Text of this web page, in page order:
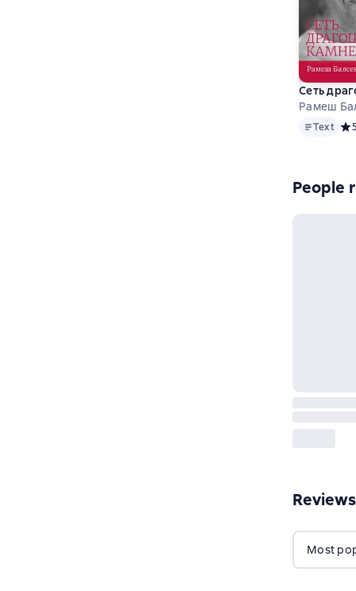
Сеть
Рамеш
TextText 5
People
Reviews
Most